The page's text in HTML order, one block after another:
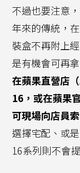
不過也要注意
年來的傳統，
裝盒不再附上
是有機會可再
在蘋果直營店
16，或在蘋果
可現場向店員
選擇宅配、或
16系列則不會